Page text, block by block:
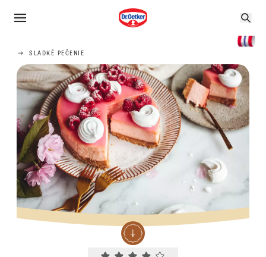
SLADKÉ PEČENIE
Current rating 4.2. Click to rate.